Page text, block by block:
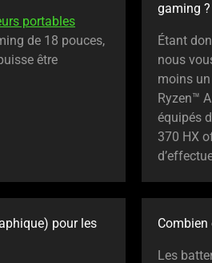
portables
de 18 pouces,
être
gaming ?
Étant
nous
moins
Ryzen™
équipés
370 HX
pour les
Les